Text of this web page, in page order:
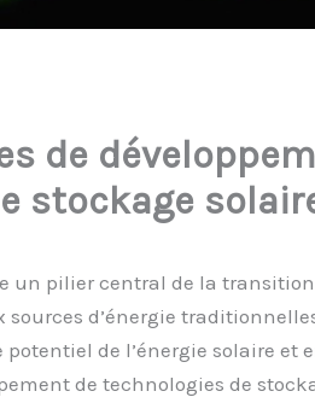
de
stockage
un pilier central de la
d’énergie
de l’énergie solaire et
de technologies de